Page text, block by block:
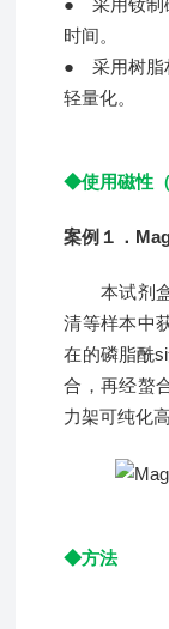
时间。
● 采用树脂
轻量化。
◆使用磁性
案例１．
本试剂盒
清等样本中
在的磷脂酰
合，再经螯
力架可纯化
◆方法